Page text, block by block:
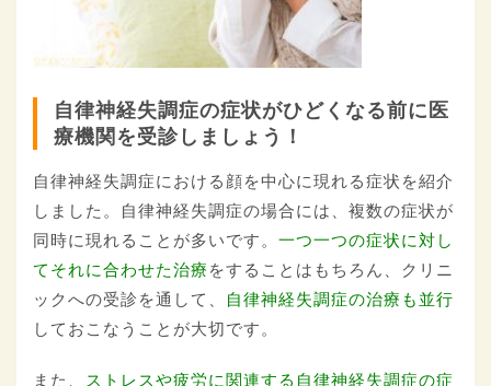
自律神経失調症の症状がひどくなる前に医
療機関を受診しましょう！
自律神経失調症における顔を中心に現れる症状を紹介
しました。自律神経失調症の場合には、複数の症状が
同時に現れることが多いです。 一つ一つの症状に対し
てそれに合わせた治療 をすることはもちろん、クリニ
ックへの受診を通して、
自律神経失調症の治療も並行
しておこなうことが大切です。
また、
ストレスや疲労に関連する自律神経失調症の症